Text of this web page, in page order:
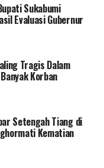
Sukabumi
Evaluasi Gubernur
Tragis Dalam
Korban
Setengah Tiang di
Kematian